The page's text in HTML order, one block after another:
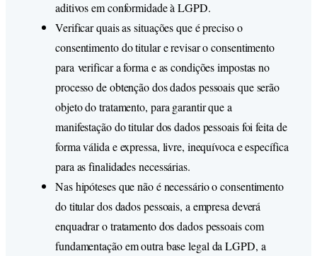
aditivos em conformidade à LGPD.
Verificar quais as situações que é preciso o
consentimento do titular e revisar o consentimento
para verificar a forma e as condições impostas no
processo de obtenção dos dados pessoais que serão
objeto do tratamento, para garantir que a
manifestação do titular dos dados pessoais foi feita de
forma válida e expressa, livre, inequívoca e específica
para as finalidades necessárias.
Nas hipóteses que não é necessário o consentimento
do titular dos dados pessoais, a empresa deverá
enquadrar o tratamento dos dados pessoais com
fundamentação em outra base legal da LGPD, a